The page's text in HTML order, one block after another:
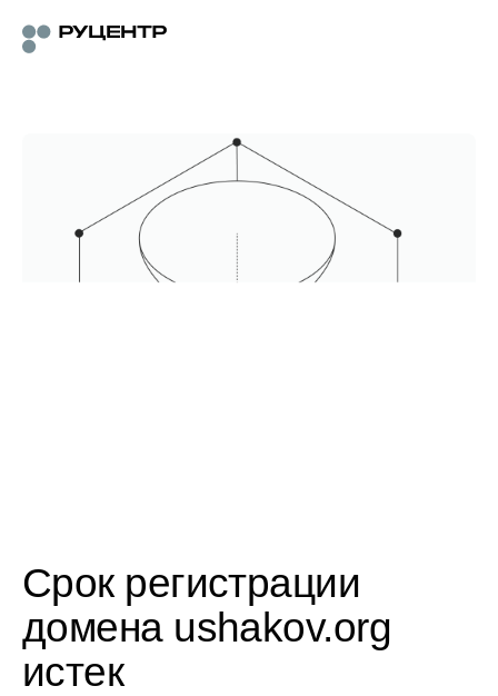
Срок регистрации
домена ushakov.org
истек